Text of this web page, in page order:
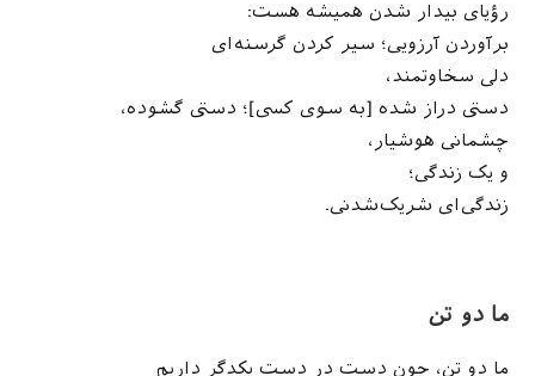
رؤیای بیدار شدن همیشه هست:
برآوردن آرزویی؛ سیر کردن گرسنه‌ای
دلی سخاوتمند،
دستی دراز شده [به سوی کسی]؛ دستی گشوده،
چشمانی هوشیار،
و یک زندگی؛
زندگی‌ای شریک‌شدنی.
ما دو تن
ما دو تن، چون دست در دست یکدگر داریم